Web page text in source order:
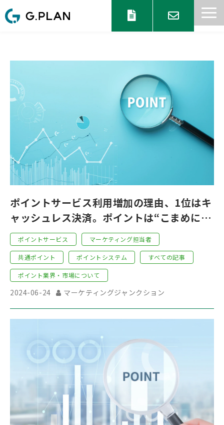
セミナー 情報
協業パートナー募集
お知らせ
ポイントサービス利用増加の理由、1位はキ
ャッシュレス決済。ポイントは“こまめに使
う派”と“貯めて使う派”に二極化。【ポイン
トサービスに関する市場調査・2024年版_
第2弾】結果公開
ポイントサービス マーケティング担当者
共通ポイント ポイントシステム すべての記事
ポイント業界・市場について
2024-06-24 マーケティングジャンクション